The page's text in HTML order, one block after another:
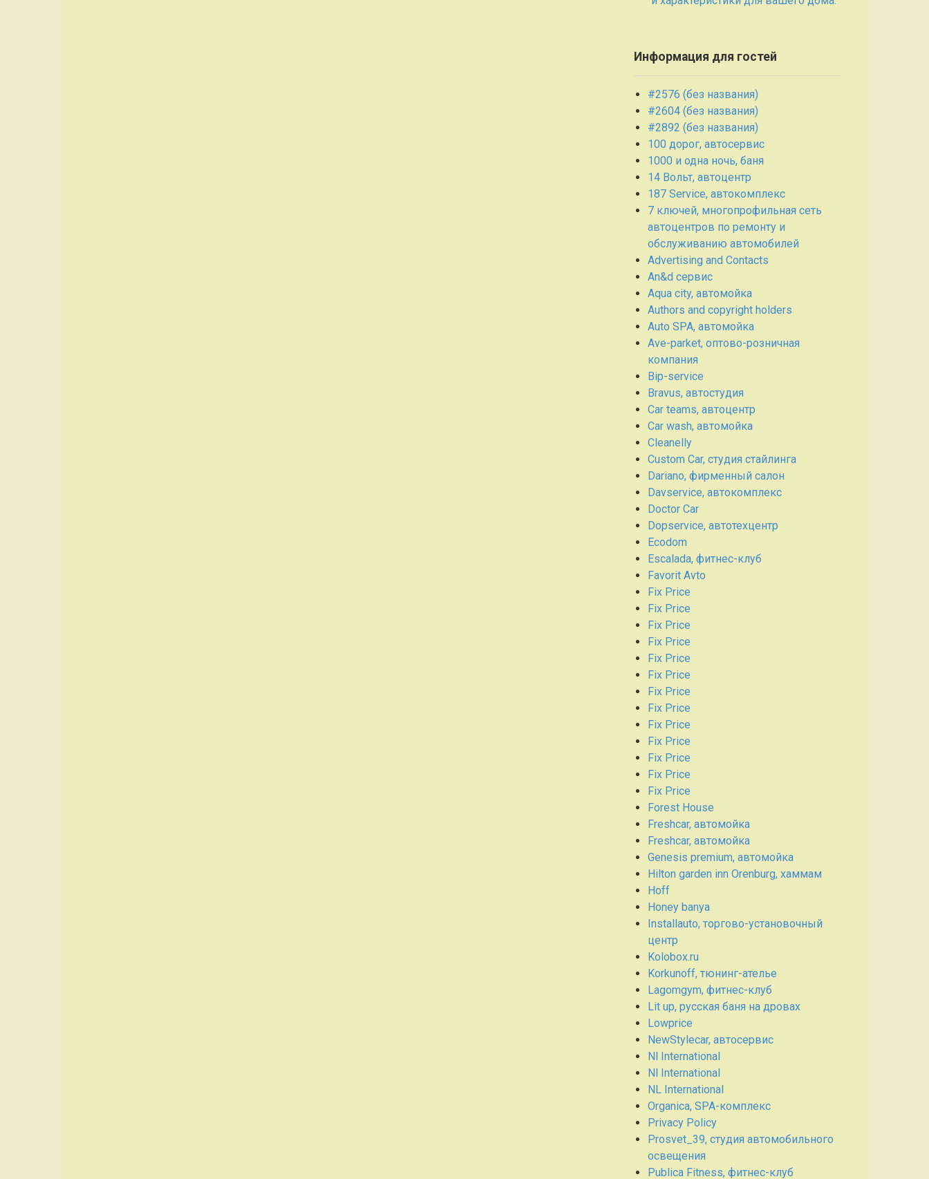
Информация для гостей
#2576 (без названия)
#2604 (без названия)
#2892 (без названия)
100 дорог, автосервис
1000 и одна ночь, баня
14 Вольт, автоцентр
187 Service, автокомплекс
7 ключей, многопрофильная сеть
автоцентров по ремонту и
обслуживанию автомобилей
Advertising and Contacts
An&d сервис
Aqua city, автомойка
Authors and copyright holders
Auto SPA, автомойка
Ave-parket, оптово-розничная
компания
Bip-service
Bravus, автостудия
Car teams, автоцентр
Car wash, автомойка
Cleanelly
Custom Car, студия стайлинга
Dariano, фирменный салон
Davservice, автокомплекс
Doctor Car
Dopservice, автотехцентр
Ecodom
Escalada, фитнес-клуб
Favorit Avto
Fix Price
Fix Price
Fix Price
Fix Price
Fix Price
Fix Price
Fix Price
Fix Price
Fix Price
Fix Price
Fix Price
Fix Price
Fix Price
Forest House
Freshcar, автомойка
Freshcar, автомойка
Genesis premium, автомойка
Hilton garden inn Orenburg, хаммам
Hoff
Honey banya
Installauto, торгово-установочный
центр
Kolobox.ru
Korkunoff, тюнинг-ателье
Lagomgym, фитнес-клуб
Lit up, русская баня на дровах
Lowprice
NewStylecar, автосервис
Nl International
Nl International
NL International
Organica, SPA-комплекс
Privacy Policy
Prosvet_39, студия автомобильного
освещения
Publica Fitness, фитнес-клуб